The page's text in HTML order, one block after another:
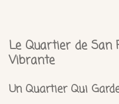
Le Quartier de San
Vibrante
Un Quartier Qui